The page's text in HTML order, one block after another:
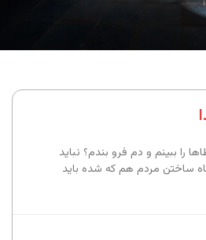
را ببینم و دم فرو بندم؟ نباید
ساختن مردم هم که شده باید